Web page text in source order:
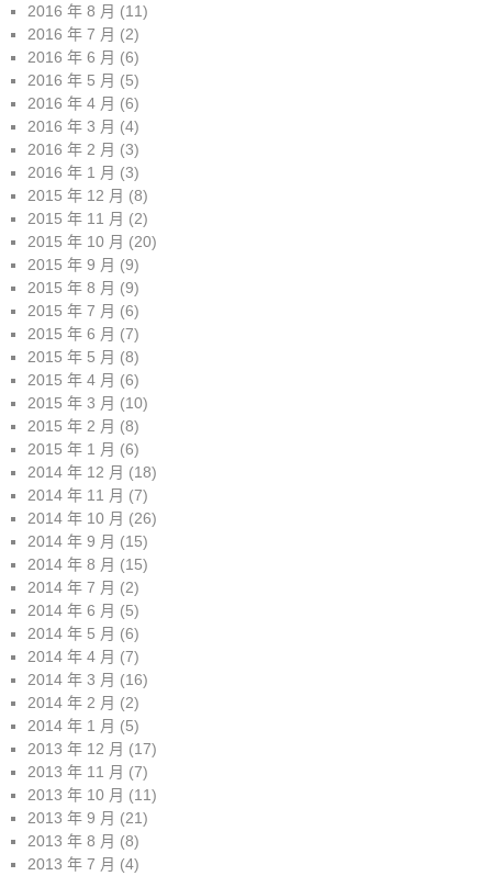
2016 年 8 月 (11)
2016 年 7 月 (2)
2016 年 6 月 (6)
2016 年 5 月 (5)
2016 年 4 月 (6)
2016 年 3 月 (4)
2016 年 2 月 (3)
2016 年 1 月 (3)
2015 年 12 月 (8)
2015 年 11 月 (2)
2015 年 10 月 (20)
2015 年 9 月 (9)
2015 年 8 月 (9)
2015 年 7 月 (6)
2015 年 6 月 (7)
2015 年 5 月 (8)
2015 年 4 月 (6)
2015 年 3 月 (10)
2015 年 2 月 (8)
2015 年 1 月 (6)
2014 年 12 月 (18)
2014 年 11 月 (7)
2014 年 10 月 (26)
2014 年 9 月 (15)
2014 年 8 月 (15)
2014 年 7 月 (2)
2014 年 6 月 (5)
2014 年 5 月 (6)
2014 年 4 月 (7)
2014 年 3 月 (16)
2014 年 2 月 (2)
2014 年 1 月 (5)
2013 年 12 月 (17)
2013 年 11 月 (7)
2013 年 10 月 (11)
2013 年 9 月 (21)
2013 年 8 月 (8)
2013 年 7 月 (4)